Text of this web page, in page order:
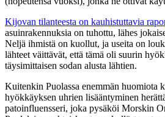
Kijovan tilanteesta on kauhistuttavia
asuinrakennuksia on tuhottu, lähes
Neljä ihmistä on kuollut, ja useita on
lähteet väittävät, että tämä oli suurin
täysimittaisen sodan alusta lähtien.
Kuitenkin Puolassa enemmän huomiota
hyökkäyksen uhrien lisääntyminen
patoinfluensseri, joka pysäköi Morskin